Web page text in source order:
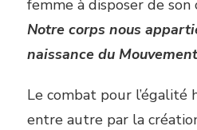
femme à disposer de
Notre corps nous
naissance du
Le combat pour
entre autre par la